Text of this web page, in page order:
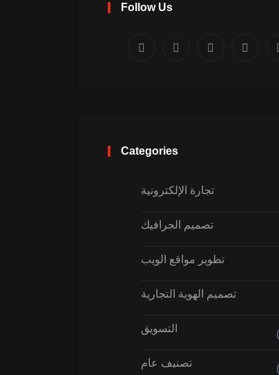
Follow Us
Categories
تجارة الإلكترونية
تصميم الجرافيك
تطوير مواقع الويب
تصميم الهوية التجارية
التسويق
تصنيف عام